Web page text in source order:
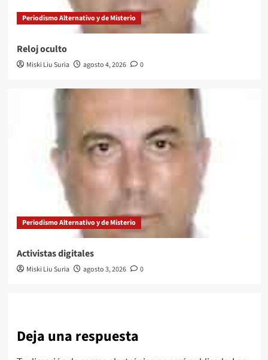
Periodismo Alternativo y de Misterio
Reloj oculto
Miski Liu Suria agosto 4, 2026 0
Periodismo Alternativo y de Misterio
Activistas digitales
Miski Liu Suria agosto 3, 2026 0
Deja una respuesta